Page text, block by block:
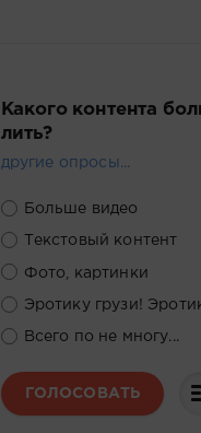
Какого контента
лить?
другие опросы...
Больше видео
Текстовый контент
Фото, картинки
Эротику грузи!
Всего по не многу...
ГОЛОСОВАТЬ